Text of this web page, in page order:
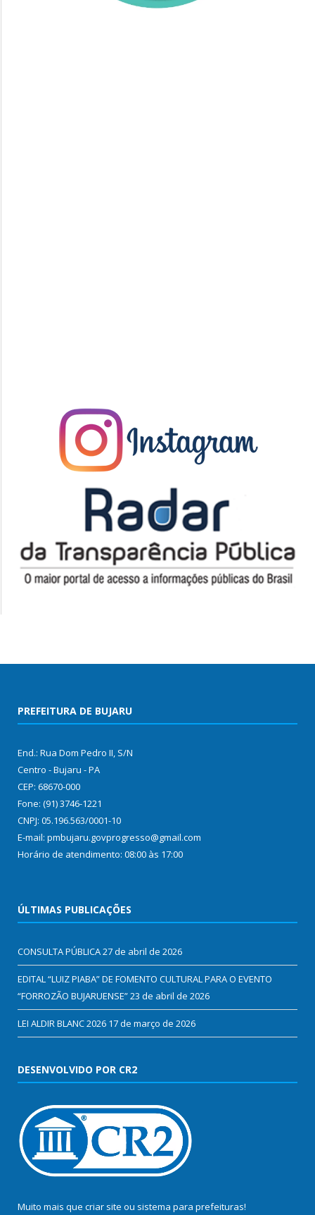
PREFEITURA DE BUJARU
End.: Rua Dom Pedro II, S/N
Centro - Bujaru - PA
CEP: 68670-000
Fone: (91) 3746-1221
CNPJ: 05.196.563/0001-10
E-mail: pmbujaru.govprogresso@gmail.com
Horário de atendimento: 08:00 às 17:00
ÚLTIMAS PUBLICAÇÕES
CONSULTA PÚBLICA27 de abril de 2026
EDITAL “LUIZ PIABA” DE FOMENTO CULTURAL PARA O EVENTO
“FORROZÃO BUJARUENSE”23 de abril de 2026
LEI ALDIR BLANC 2026 17 de março de 2026
DESENVOLVIDO POR CR2
Muito mais que criar site ou sistema para prefeituras!